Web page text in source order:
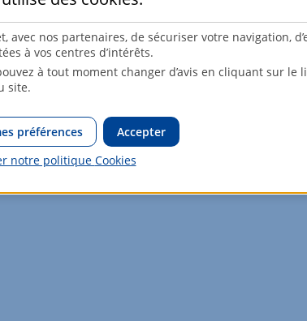
site Géorisques :www.georisques.gouv.fr
avec nos partenaires, de sécuriser votre navigation,
à vos centres d’intérêts.
à tout moment changer d’avis en cliquant sur le
site.
Accepter
préférences
notre politique Cookies